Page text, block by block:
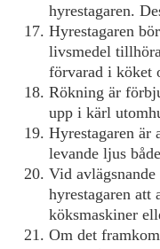
hyrestagaren.
Hyrestagaren
livsmedel
förvarad i köket
Rökning är
upp i kärl
Hyrestagaren är
levande ljus
Vid
hyrestagaren att
köksmaskiner
Om det